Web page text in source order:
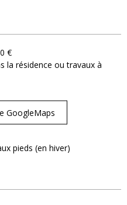
€
la résidence ou travaux à
GoogleMaps
pieds (en hiver)